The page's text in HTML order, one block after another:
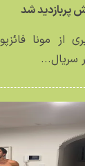
پربازدید شد
از مونا
سریال...